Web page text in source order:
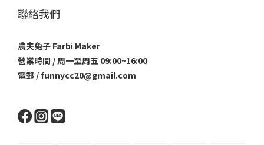
聯絡我們
農夫兔子 Farbi Maker
營業時間 / 周一至周五 09:00~16:00
電郵 / funnycc20@gmail.com